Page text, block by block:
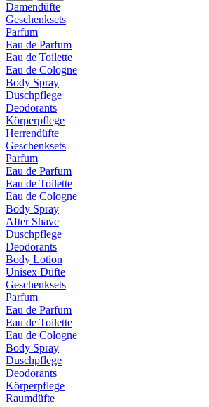
Damendüfte
Geschenksets
Parfum
Eau de Parfum
Eau de Toilette
Eau de Cologne
Body Spray
Duschpflege
Deodorants
Körperpflege
Herrendüfte
Geschenksets
Parfum
Eau de Parfum
Eau de Toilette
Eau de Cologne
Body Spray
After Shave
Duschpflege
Deodorants
Body Lotion
Unisex Düfte
Geschenksets
Parfum
Eau de Parfum
Eau de Toilette
Eau de Cologne
Body Spray
Duschpflege
Deodorants
Körperpflege
Raumdüfte